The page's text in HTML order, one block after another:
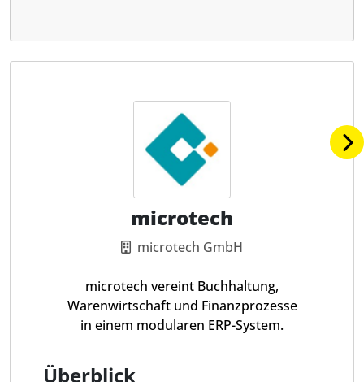
microtech
microtech GmbH
microtech vereint Buchhaltung,
Warenwirtschaft und Finanzprozesse
in einem modularen ERP-System.
Überblick